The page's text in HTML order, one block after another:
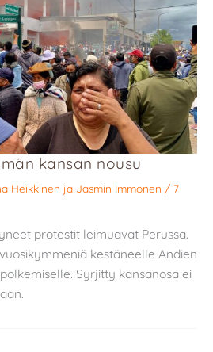
kansan nousu
Heikkinen ja Jasmin Immonen / 7
protestit leimuavat Perussa.
kestäneelle Andien
Syrjitty kansanosa ei